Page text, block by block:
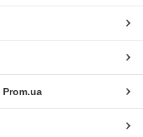
Prom.ua